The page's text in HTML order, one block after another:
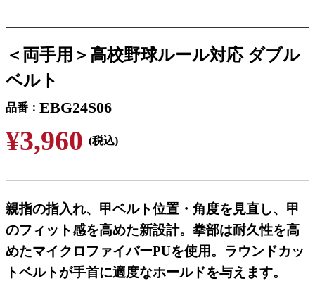
＜両手用＞高校野球ルール対応 ダブル
ベルト
品番 EBG24S06
¥3,960 (税込)
親指の指入れ、甲ベルト位置・角度を見直し、甲
のフィット感を高めた新設計。拳部は耐久性を高
めたマイクロファイバーPUを使用。ラウンドカッ
トベルトが手首に適度なホールドを与えます。